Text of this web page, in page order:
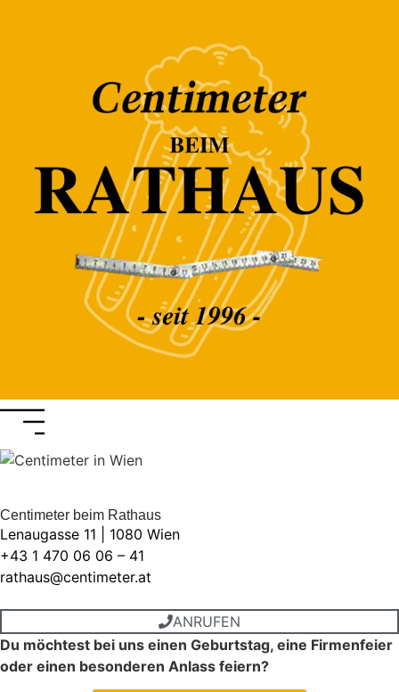
Centimeter beim Rathaus
Lenaugasse 11 | 1080 Wien
+43 1 470 06 06 – 41
rathaus@centimeter.at
ANRUFEN
Du möchtest bei uns einen Geburtstag, eine Firmenfeier
oder einen besonderen Anlass feiern?